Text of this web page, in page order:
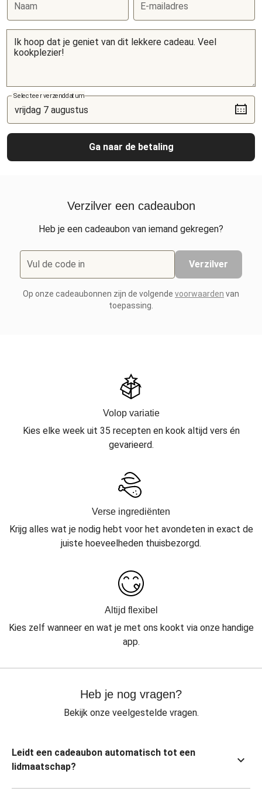
Naam E-mailadres
Selecteer verzenddatum
Ga naar de betaling
Verzilver een cadeaubon
Heb je een cadeaubon van iemand gekregen?
Vul de code in Verzilver
Op onze cadeaubonnen zijn de volgende voorwaarden van
toepassing.
Volop variatie
Kies elke week uit 35 recepten en kook altijd vers én
gevarieerd.
Verse ingrediënten
Krijg alles wat je nodig hebt voor het avondeten in exact de
juiste hoeveelheden thuisbezorgd.
Altijd flexibel
Kies zelf wanneer en wat je met ons kookt via onze handige
app.
Heb je nog vragen?
Bekijk onze veelgestelde vragen.
Leidt een cadeaubon automatisch tot een
lidmaatschap?